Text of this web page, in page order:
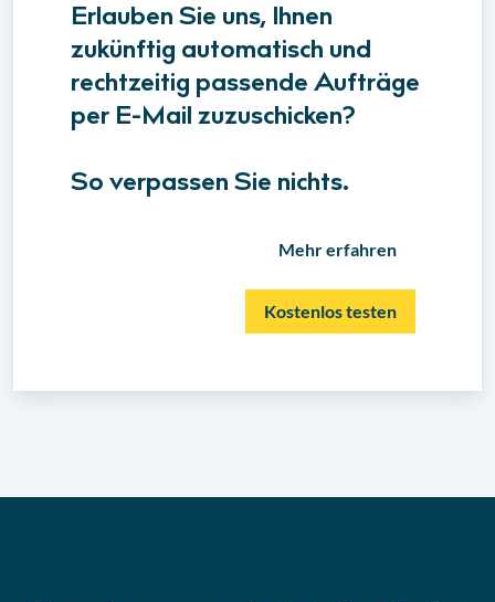
Erlauben Sie uns, Ihnen
zukünftig automatisch und
rechtzeitig passende Aufträge
per E-Mail zuzuschicken?
So verpassen Sie nichts.
Mehr erfahren
Kostenlos testen